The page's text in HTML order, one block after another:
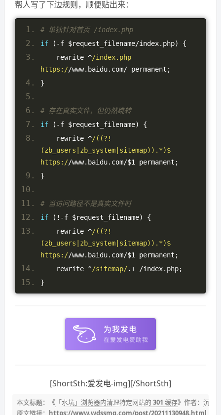
帮人写了下边规则，顺便贴出来：
# 单独针对首页 /index.php
if
(-f $request_filename/index. php)
{
    rewrite
^/index.php
https://www. baidu. com/ permanent ;
}
# 存在真实文件，但仍然跳转
if
(-f $request_filename)
{
    rewrite
^/((?!
(zb_users|zb_system|sitemap)).*)$
https://www. baidu. com/$1 permanent ;
}
# 当访问路径不是真实文件时
if
(!-f $request_filename)
{
    rewrite
^/((?!
(zb_users|zb_system|sitemap)).*)$
https://www. baidu. com/$1 permanent ;
    rewrite
^/sitemap/.+ /index. php;
}
[ShortSth:爱发电-img][/ShortSth]
本文标题：《「水坑」浏览器内清理特定网站的 301 缓存》作者： 沉冰
原文链接： https://www.wdssmq.com/post/20211130948.html